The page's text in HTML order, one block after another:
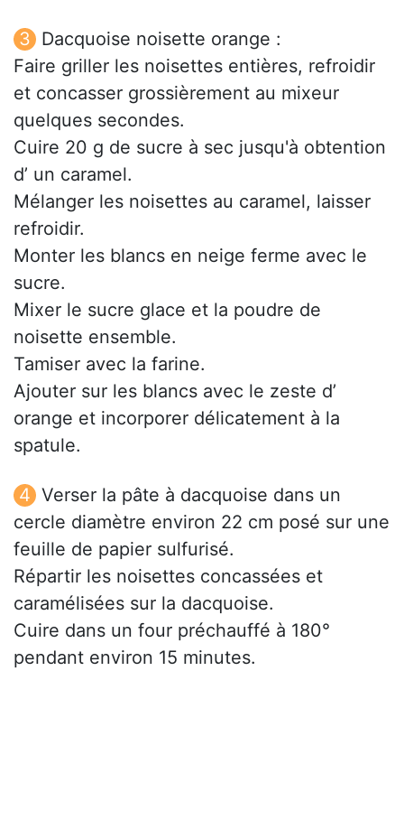
Dacquoise noisette orange :
Faire griller les noisettes entières, refroidir
et concasser grossièrement au mixeur
quelques secondes.
Cuire 20 g de sucre à sec jusqu'à obtention
d’ un caramel.
Mélanger les noisettes au caramel, laisser
refroidir.
Monter les blancs en neige ferme avec le
sucre.
Mixer le sucre glace et la poudre de
noisette ensemble.
Tamiser avec la farine.
Ajouter sur les blancs avec le zeste d’
orange et incorporer délicatement à la
spatule.
Verser la pâte à dacquoise dans un
cercle diamètre environ 22 cm posé sur une
feuille de papier sulfurisé.
Répartir les noisettes concassées et
caramélisées sur la dacquoise.
Cuire dans un four préchauffé à 180°
pendant environ 15 minutes.